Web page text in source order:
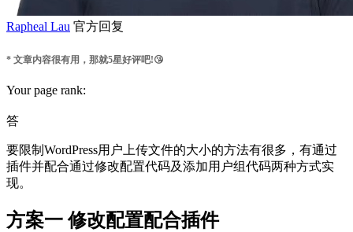
Rapheal Lau 官方回复
* 文章内容很有用，那就5星好评吧!😘
Your page rank:
答
要限制WordPress用户上传文件的大小的方法有很多，有通过
插件并配合通过修改配置代码及添加用户组代码两种方式实
现。
方案一 修改配置配合插件